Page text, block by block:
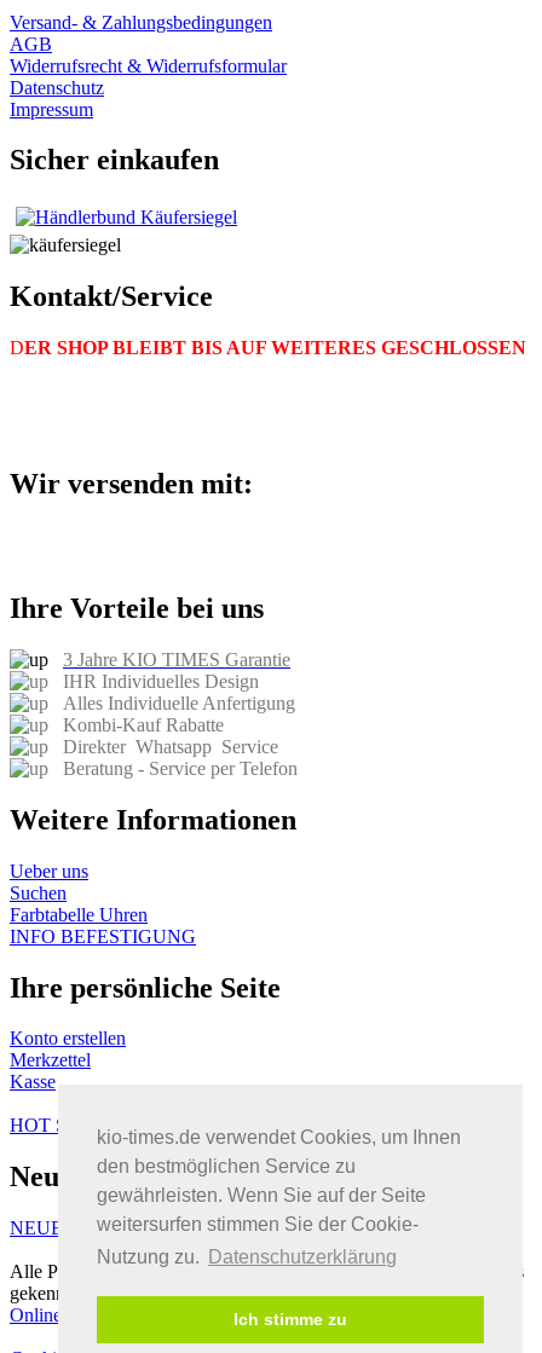
kio-times.de verwendet Cookies, um Ihnen
den bestmöglichen Service zu
gewährleisten. Wenn Sie auf der Seite
weitersurfen stimmen Sie der Cookie-
Nutzung zu.
Datenschutzerklärung
Ich stimme zu
Versand- & Zahlungsbedingungen
AGB
Widerrufsrecht & Widerrufsformular
Datenschutz
Impressum
Sicher einkaufen
Kontakt/Service
DER SHOP BLEIBT BIS AUF WEITERES GESCHLOSSEN
Wir versenden mit:
Ihre Vorteile bei uns
3 Jahre KIO TIMES Garantie
IHR Individuelles Design
Alles Individuelle Anfertigung
Kombi-Kauf Rabatte
Direkter Whatsapp Service
Beratung - Service per Telefon
Weitere Informationen
Ueber uns​
Suchen
Farbtabelle Uhren
INFO BEFESTIGUNG
Ihre persönliche Seite
Konto erstellen
Merkzettel
Kasse
HOT SALE %
Neu Eingetroffen
NEUE ARTIKEL
Alle Preise verstehen sich inkl. Mehrwertsteuer, soweit nicht anders
gekennzeichnet.
Onlineshop
by Gambio.de © 2022Xycons.de